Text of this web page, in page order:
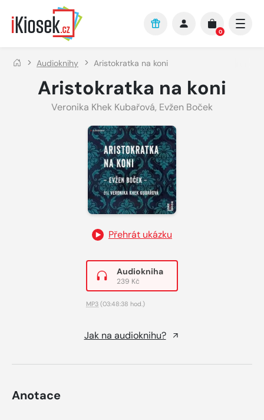
Přejít na hlavní obsah
0
Audioknihy Aristokratka na koni
Aristokratka na koni
Veronika Khek Kubařová, Evžen Boček
Přehrát ukázku
Audiokniha
239 Kč
MP3 (03:48:38 hod.)
Jak na audioknihu?
Anotace